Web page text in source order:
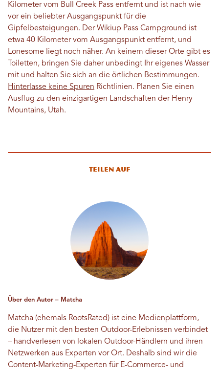
Kilometer vom Bull Creek Pass entfernt und ist nach wie
vor ein beliebter Ausgangspunkt für die
Gipfelbesteigungen. Der Wikiup Pass Campground ist
etwa 40 Kilometer vom Ausgangspunkt entfernt, und
Lonesome liegt noch näher. An keinem dieser Orte gibt es
Toiletten, bringen Sie daher unbedingt Ihr eigenes Wasser
mit und halten Sie sich an die örtlichen Bestimmungen.
Hinterlasse keine Spuren Richtlinien. Planen Sie einen
Ausflug zu den einzigartigen Landschaften der Henry
Mountains, Utah.
Teilen auf
Über den Autor – Matcha
Matcha (ehemals RootsRated) ist eine Medienplattform,
die Nutzer mit den besten Outdoor-Erlebnissen verbindet
– handverlesen von lokalen Outdoor-Händlern und ihren
Netzwerken aus Experten vor Ort. Deshalb sind wir die
Content-Marketing-Experten für E-Commerce- und